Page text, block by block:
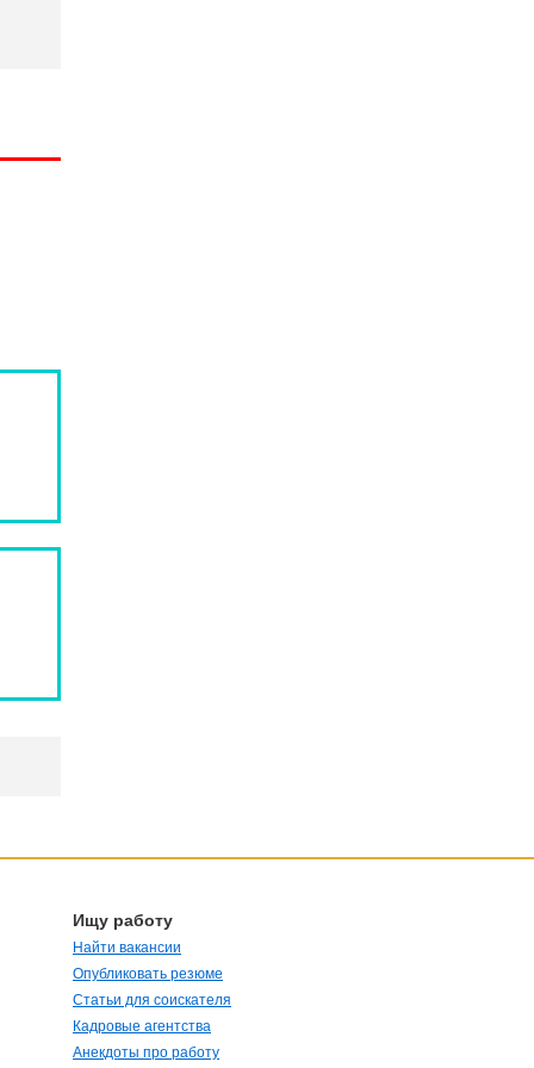
Ищу работу
Найти вакансии
Опубликовать резюме
Статьи для соискателя
Кадровые агентства
Анекдоты про работу